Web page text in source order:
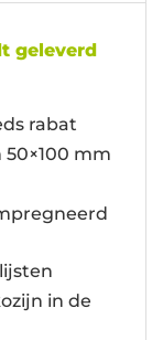
geleverd
rabat
mm
in de